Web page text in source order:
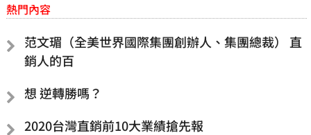
熱門內容
范文瑂（全美世界國際集團創辦人、集團總裁） 直
銷人的百
想 逆轉勝嗎？
2020台灣直銷前10大業績搶先報